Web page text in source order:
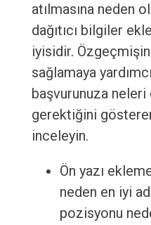
atılmasına neden
dağıtıcı bilgiler
iyisidir.
sağlamaya
başvurunuza
gerektiğini
inceleyin.
Ön yazı
neden en iyi
pozisyonu